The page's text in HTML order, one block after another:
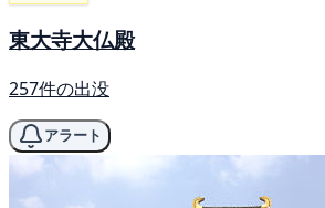
東大寺大仏殿
257件の出没
アラート